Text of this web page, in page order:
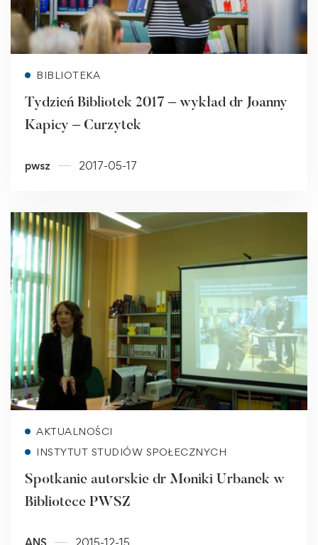
BIBLIOTEKA
Tydzień Bibliotek 2017 – wykład dr Joanny
Kapicy – Curzytek
pwsz 2017-05-17
AKTUALNOŚCI
INSTYTUT STUDIÓW SPOŁECZNYCH
Spotkanie autorskie dr Moniki Urbanek w
Bibliotece PWSZ